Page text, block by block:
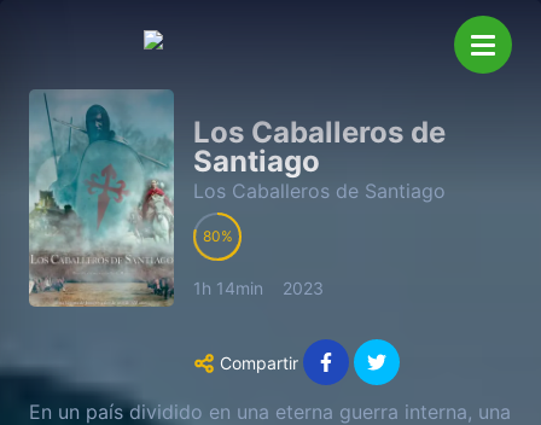
Los Caballeros de
Santiago
Los Caballeros de Santiago
80
1h 14min 2023
Compartir
En un país dividido en una eterna guerra interna, una